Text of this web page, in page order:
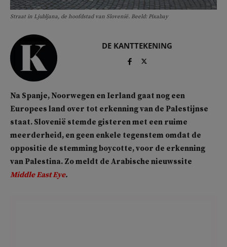
Straat in Ljubljana, de hoofdstad van Slovenië. Beeld: Pixabay
DE KANTTEKENING
Na Spanje, Noorwegen en Ierland gaat nog een
Europees land over tot erkenning van de Palestijnse
staat. Slovenië stemde gisteren met een ruime
meerderheid, en geen enkele tegenstem omdat de
oppositie de stemming boycotte, voor de erkenning
van Palestina. Zo meldt de Arabische nieuwssite
Middle East Eye.